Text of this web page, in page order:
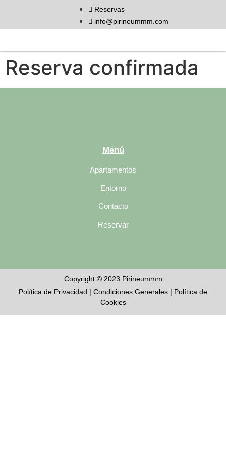
Reservas
info@pirineummm.com
Reserva confirmada
Menú
Apartamentos
Entorno
Contacto
Reservar
Copyright © 2023 Pirineummm
Política de Privacidad | Condiciones Generales | Política de
Cookies